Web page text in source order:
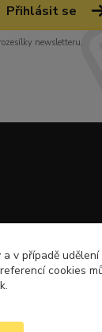
Přihlásit se
newsletteru.
v případě
cookies